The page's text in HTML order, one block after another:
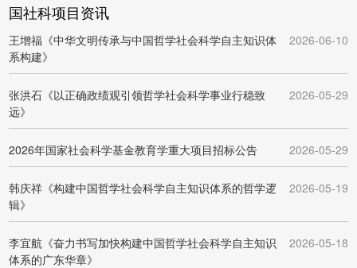
国社科项目资讯
王增福《中华文明传承与中国哲学社会科学自主知识体
系构建》
2026-06-10
张洪石《以正确政绩观引领哲学社会科学事业行稳致
远》
2026-05-29
2026年国家社会科学基金教育学重大项目招标公告 2026-05-29
韩庆祥《构建中国哲学社会科学自主知识体系的哲学逻
辑》
2026-05-19
李宜航《奋力书写加快构建中国哲学社会科学自主知识
体系的广东华章》
2026-05-18